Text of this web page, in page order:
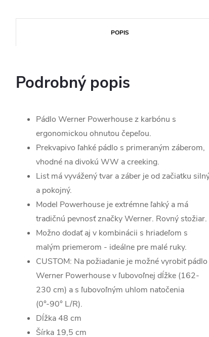
POPIS
Podrobný popis
Pádlo Werner Powerhouse z karbónu s
ergonomickou ohnutou čepeľou.
Prekvapivo ľahké pádlo s primeraným záberom,
vhodné na divokú WW a creeking.
List má vyvážený tvar a záber je od začiatku
a pokojný.
Model Powerhouse je extrémne ľahký a má
tradičnú pevnosť značky Werner. Rovný stožiar.
Možno dodať aj v kombinácii s hriadeľom s
malým priemerom - ideálne pre malé ruky.
CUSTOM: Na požiadanie je možné vyrobiť pádlo
Werner Powerhouse v ľubovoľnej dĺžke (162-
230 cm) a s ľubovoľným uhlom natočenia
(0°-90° L/R).
Dĺžka 48 cm
Šírka 19,5 cm